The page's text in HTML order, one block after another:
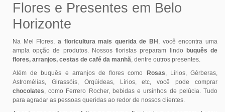
Flores e Presentes em Belo
Horizonte
Na Mel Flores, a floricultura mais querida de BH , você encontra uma
ampla opção de produtos. Nossos floristas preparam lindo
buquês de
flores, arranjos, cestas de café da manhã, dentre outros presentes.
Além de buquês e arranjos de flores como
Rosas, Lírios, Gérberas,
Astromélias, Girassóis, Orqúideas, Lírios, etc, você pode comprar
chocolates, como Ferrero Rocher, bebidas e ursinhos de pelúcia. Tudo
para agradar as pessoas queridas ao redor de nossos clientes.